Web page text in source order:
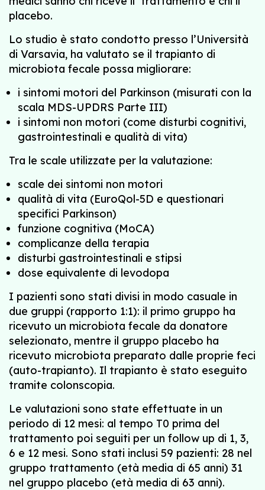
placebo.
Lo studio è stato condotto presso l’Università
di Varsavia, ha valutato se il trapianto di
microbiota fecale possa migliorare:
i sintomi motori del Parkinson (misurati con la
scala MDS-UPDRS Parte III)
i sintomi non motori (come disturbi cognitivi,
gastrointestinali e qualità di vita)
Tra le scale utilizzate per la valutazione:
scale dei sintomi non motori
qualità di vita (EuroQol-5D e questionari
specifici Parkinson)
funzione cognitiva (MoCA)
complicanze della terapia
disturbi gastrointestinali e stipsi
dose equivalente di levodopa
I pazienti sono stati divisi in modo casuale in
due gruppi (rapporto 1:1): il primo gruppo ha
ricevuto un microbiota fecale da donatore
selezionato, mentre il gruppo placebo ha
ricevuto microbiota preparato dalle proprie feci
(auto-trapianto). Il trapianto è stato eseguito
tramite colonscopia.
Le valutazioni sono state effettuate in un
periodo di 12 mesi: al tempo T0 prima del
trattamento poi seguiti per un follow up di 1, 3,
6 e 12 mesi. Sono stati inclusi 59 pazienti: 28 nel
gruppo trattamento (età media di 65 anni) 31
nel gruppo placebo (età media di 63 anni).